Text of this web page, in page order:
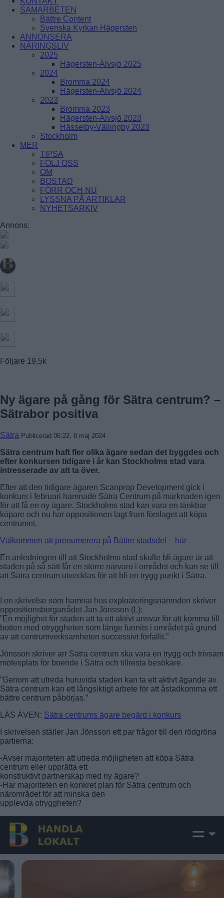
ÅRSTADAL
ÄLVSJÖ
SOLBERGA
BREDÄNG
SKÄRHOLMEN
SÄTRA
VÅRBERG
Enskede-Årsta-Vantör
BANDHAGEN
ENSKEDEFÄLTET
ENSKEDE GÅRD
GAMLA ENSKEDE
HAGSÄTRA
HÖGDALEN
JOHANNESHOV
RÅGSVED
STUREBY
ÅRSTA
ÖRBY
ÖSTBERGA
Farsta
SAMARBETEN
Bättre Content
Svenska Kyrkan Hägersten
ANNONSERA
NÄRINGSLIV
2025
Hägersten-Älvsjö 2025
2024
Bromma 2024
Hägersten-Älvsjö 2024
2023
Bromma 2023
Hägersten-Älvsjö 2023
Hässelby-Vällingby 2023
Stockholm
MER
TIPSA
FÖLJ OSS
OM
BOSTAD
FÖRR OCH NU
LYSSNA PÅ ARTIKLAR
NYHETSARKIV
Annons:
Följare 19,5k
Ny ägare på gång för Sätra centrum? –
Sätrabor positiva
Sätra Publicerad 06:22, 8 maj 2024
Sätra centrum haft fler olika ägare sedan det byggdes och
efter konkursen tidigare i år kan Stockholms stad vara
intresserade av att ta över.
Efter att den tidigare ägaren Scanprop Development gick i
konkurs i februari hamnade Sätra Centrum på marknaden igen
för att få en ny ägare. Stockholms stad kan vara en tänkbar
köpare och nu har oppositionen lagt fram förslaget att köpa
centrumet.
Välkommen att prenumerera på Bättre stadsdel – här
En anledningen till att Stockholms stad skulle bli ägare är att
staden på så sätt får en större närvaro i området och kan se till
att Sätra centrum utvecklas för att bli en trygg punkt i Sätra.
I en skrivelse som hamnat hos exploateringsnämnden skriver
oppositionsborgarrådet Jan Jönsson (L):
”En möjlighet för staden att ta ett aktivt ansvar för att komma till
botten med otryggheten som länge funnits i området på grund
av att centrumverksamheten successivt förfallit.”
Jönsson skriver arr Sätra centrum ska vara en trygg och trivsam
mötesplats för boende i Sätra och tillresta besökare.
”Genom att utreda huruvida staden kan ta ett aktivt ägande av
Sätra centrum kan ett långsiktigt arbete för att åstadkomma ett
bättre centrum påbörjas.”
LÄS ÄVEN: Sätra centrums ägare begärd i konkurs
I skrivelsen ställer Jan Jönsson ett par frågor till den rödgröna
partierna:
-Avser majoriteten att utreda möjligheten att köpa Sätra
centrum eller upprätta ett
konstruktivt partnerskap med ny ägare?
-Har majoriteten en konkret plan för Sätra centrum och
närområdet för att minska den
upplevda otryggheten?